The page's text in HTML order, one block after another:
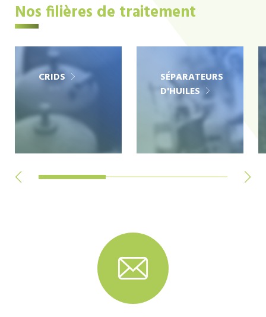
Nos filières de traitement
CRIDS
SÉPARATEURS
D'HUILES